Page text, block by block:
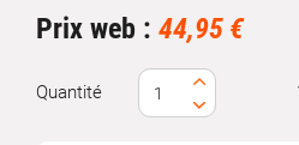
Prix web : 44,95 €
Quantité